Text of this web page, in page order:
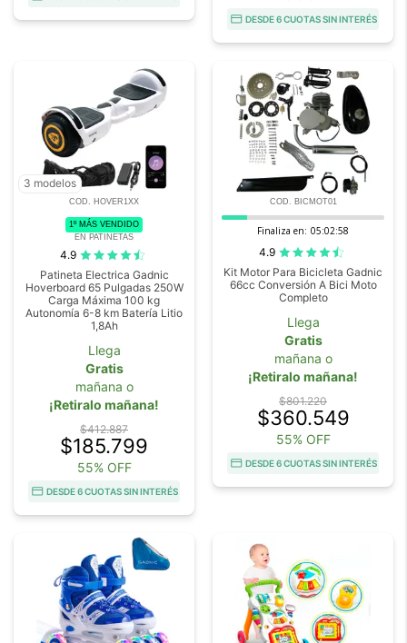
DESDE 6 CUOTAS SIN INTERÉS
3 modelos
COD. HOVER1XX
1º MÁS VENDIDO
EN PATINETAS
4.9
Patineta Electrica Gadnic
Hoverboard 65 Pulgadas 250W
Carga Máxima 100 kg
Autonomía 6-8 km Batería Litio
1,8Ah
Llega
Gratis
mañana o
¡Retiralo mañana!
$412.887
$185.799
55% OFF
DESDE 6 CUOTAS SIN INTERÉS
COD. BICMOT01
Finaliza en: 05:02:57
4.9
Kit Motor Para Bicicleta Gadnic
66cc Conversión A Bici Moto
Completo
Llega
Gratis
mañana o
¡Retiralo mañana!
$801.220
$360.549
55% OFF
DESDE 6 CUOTAS SIN INTERÉS